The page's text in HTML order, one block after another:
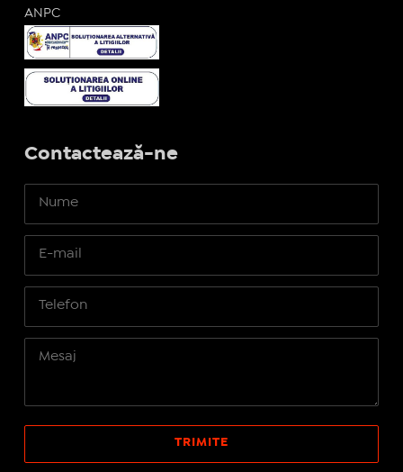
ANPC
Contactează-ne